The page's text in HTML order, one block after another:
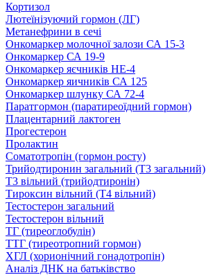
Кортизол
Лютеїнізуючий гормон (ЛГ)
Метанефрини в сечі
Онкомаркер молочної залози СА 15-3
Онкомаркер СА 19-9
Онкомаркер яєчників НЕ-4
Онкомаркер яичників СА 125
Онкомаркер шлунку СА 72-4
Паратгормон (паратиреоїдний гормон)
Плацентарний лактоген
Прогестерон
Пролактин
Соматотропін (гормон росту)
Трийодтиронин загальний (Т3 загальний)
Т3 вільний (трийодтиронін)
Тироксин вільний (Т4 вільний)
Тестостерон загальний
Тестостерон вільний
ТГ (тиреоглобулін)
ТТГ (тиреотропний гормон)
ХГЛ (хорионічний гонадотропін)
Аналіз ДНК на батьківство